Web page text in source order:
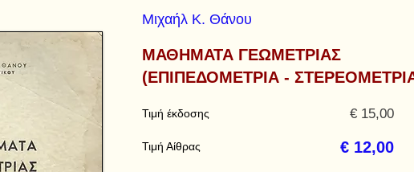
Μιχαήλ Κ. Θάνου
ΜΑΘΗΜΑΤΑ ΓΕΩΜΕΤΡΙΑΣ
(ΕΠΙΠΕΔΟΜΕΤΡΙΑ -
Τιμή έκδοσης
Τιμή Αίθρας
€ 15,00
€ 12,00